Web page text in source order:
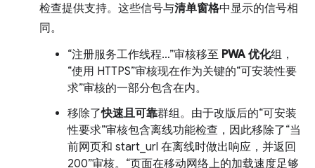
检查提供支持。这些信号与清单窗格中显示的信号相
同。
“注册服务工作线程…”审核移至 PWA 优化组，
“使用 HTTPS”审核现在作为关键的“可安装性要
求”审核的一部分包含在内。
移除了快速且可靠群组。由于改版后的“可安装
性要求”审核包含离线功能检查，因此移除了“当
前网页和 start_url 在离线时做出响应，并返回
200”审核。“页面在移动网络上的加载速度足够